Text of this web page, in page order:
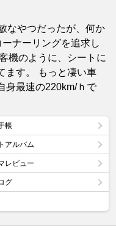
なやつだったが、何か
ナーリングを追求し
機のように、シートに
ます。 もっと凄い車
身最速の220km/ｈで
帳
アルバム
レビュー
グ